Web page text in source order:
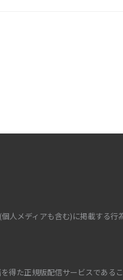
メディアも含む)に掲載する行
た正規版配信サービスである